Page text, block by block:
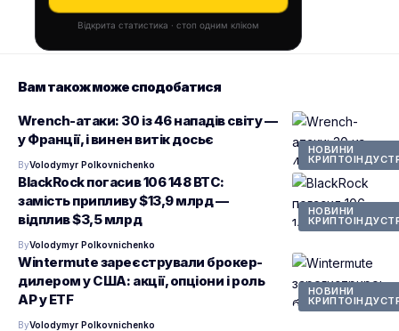
Відкрита статистика · стоп одним кліком
Вам також може сподобатися
НОВИНИ
Wrench-атаки: 30 із 46 нападів світу —
у Франції, і винен витік досьє
ByVolodymyr Polkovnichenko
НОВИНИ
BlackRock погасив 106 148 BTC:
замість припливу $13,9 млрд —
відплив $3,5 млрд
ByVolodymyr Polkovnichenko
НОВИНИ
Wintermute зареєстрували брокер-
дилером у США: акції, опціони і роль
AP у ETF
ByVolodymyr Polkovnichenko